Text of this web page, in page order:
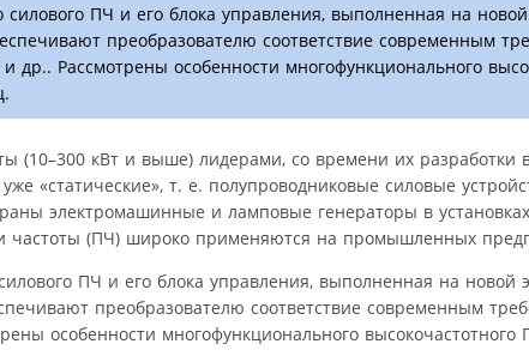
силового ПЧ и его блока управления, выполненная на
преобразователю соответствие современным
др.. Рассмотрены особенности многофункционального
(10–300 кВт и выше) лидерами, со времени их разработки
«статические», т. е. полупроводниковые силовые
электромашинные и ламповые генераторы в
частоты (ПЧ) широко применяются на промышленных
ПЧ и его блока управления, выполненная на
преобразователю соответствие современным
особенности многофункционального высокочастотного